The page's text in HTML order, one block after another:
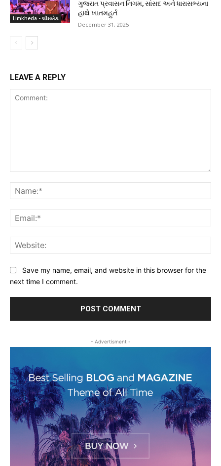
Limkheda - લીમખેડા
ગુજરાત પ્રવાસન નિગમ, સાંસદ અને ધારાસભ્યના
હાથે ખાતમહુર્ત
December 31, 2025
LEAVE A REPLY
Save my name, email, and website in this browser for the
next time I comment.
- Advertisment -